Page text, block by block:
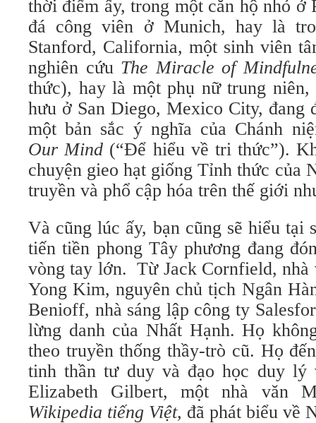
thời điểm ấy, trong một căn hộ nhỏ ở
đá công viên ở Munich, hay là
Stanford, California, một sinh viên
nghiên cứu The Miracle of
thức), hay là một phụ nữ trung
hưu ở San Diego, Mexico City, đang
một bản sắc ý nghĩa của Chánh
Our Mind (“Để hiểu về tri thức”).
chuyện gieo hạt giống Tỉnh thức của
truyền và phổ cập hóa trên thế giới
Và cũng lúc ấy, bạn cũng sẽ hiểu tại
tiến tiền phong Tây phương đang
vòng tay lớn. Từ Jack Cornfield, nhà
Yong Kim, nguyên chủ tịch Ngân
Benioff, nhà sáng lập công ty
lừng danh của Nhất Hạnh. Họ
theo truyền thống thầy-trò cũ. Họ
tinh thần tư duy và đạo học duy lý
Elizabeth Gilbert, một nhà văn
Wikipedia tiếng Việt, đã phát biểu về